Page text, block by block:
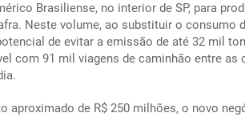
Brasiliense, no interior de SP, para
Neste volume, ao substituir o consumo
de evitar a emissão de até 32 mil
com 91 mil viagens de caminhão entre as
aproximado de R$ 250 milhões, o novo